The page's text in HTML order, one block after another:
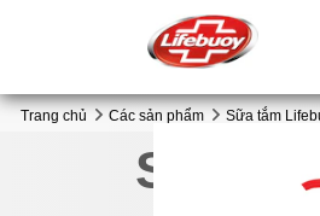
Skip to
Trang chủ Các sản phẩm Sữa tắm
Sữa